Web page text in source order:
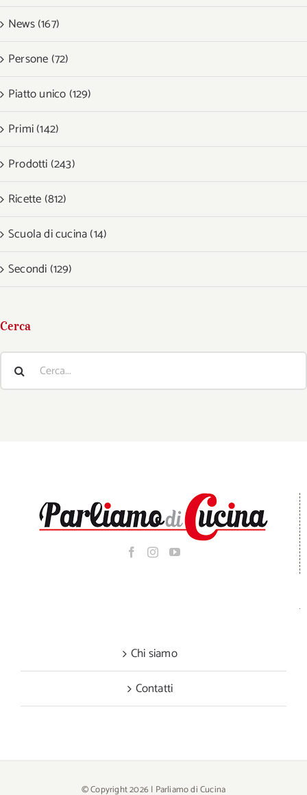
News (167)
Persone (72)
Piatto unico (129)
Primi (142)
Prodotti (243)
Ricette (812)
Scuola di cucina (14)
Secondi (129)
Cerca
Cerca
Chi siamo
Contatti
© Copyright2026 | Parliamo di Cucina